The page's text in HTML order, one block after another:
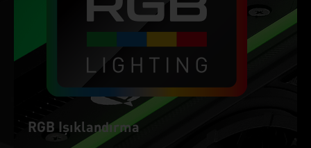
RGB Işıklandırma